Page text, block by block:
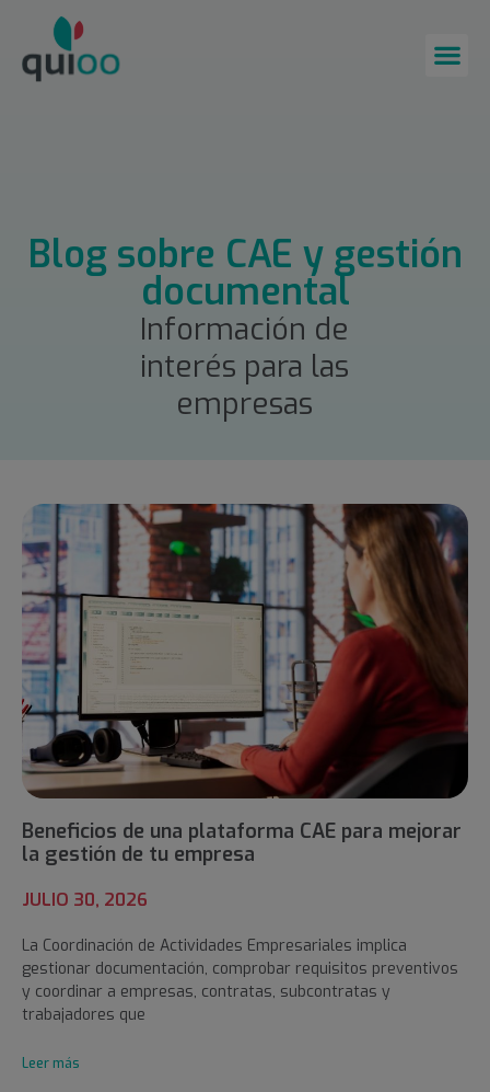
Blog sobre CAE y gestión
documental
Información de
interés para las
empresas
Beneficios de una plataforma CAE para mejorar
la gestión de tu empresa
JULIO 30, 2026
La Coordinación de Actividades Empresariales implica
gestionar documentación, comprobar requisitos preventivos
y coordinar a empresas, contratas, subcontratas y
trabajadores que
Leer más